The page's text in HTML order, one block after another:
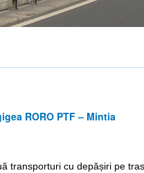
RORO PTF – Mintia
transporturi cu depășiri pe